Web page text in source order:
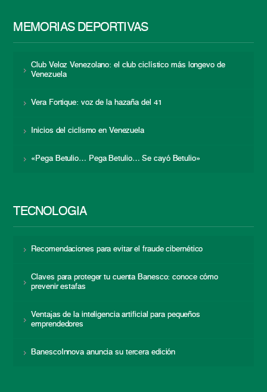
MEMORIAS DEPORTIVAS
Club Veloz Venezolano: el club ciclístico más longevo de
Venezuela
Vera Fortique: voz de la hazaña del 41
Inicios del ciclismo en Venezuela
«Pega Betulio… Pega Betulio… Se cayó Betulio»
TECNOLOGÍA
Recomendaciones para evitar el fraude cibernético
Claves para proteger tu cuenta Banesco: conoce cómo
prevenir estafas
Ventajas de la inteligencia artificial para pequeños
emprendedores
BanescoInnova anuncia su tercera edición